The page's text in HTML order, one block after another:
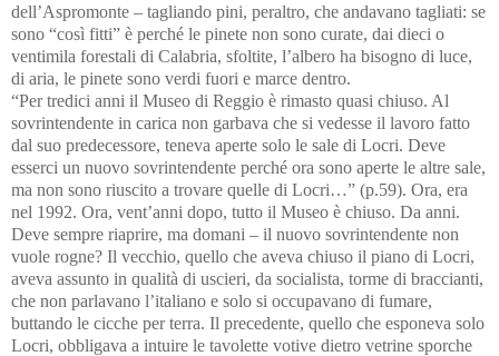
dell’Aspromonte – tagliando pini, peraltro, che andavano tagliati: se
sono “così fitti” è perché le pinete non sono curate, dai dieci o
ventimila forestali di Calabria, sfoltite, l’albero ha bisogno di luce,
di aria, le pinete sono verdi fuori e marce dentro.
“Per tredici anni il Museo di Reggio è rimasto quasi chiuso. Al
sovrintendente in carica non garbava che si vedesse il lavoro fatto
dal suo predecessore, teneva aperte solo le sale di Locri. Deve
esserci un nuovo sovrintendente perché ora sono aperte le altre sale,
ma non sono riuscito a trovare quelle di Locri…” (p.59). Ora, era
nel 1992. Ora, vent’anni dopo, tutto il Museo è chiuso. Da anni.
Deve sempre riaprire, ma domani – il nuovo sovrintendente non
vuole rogne? Il vecchio, quello che aveva chiuso il piano di Locri,
aveva assunto in qualità di uscieri, da socialista, torme di braccianti,
che non parlavano l’italiano e solo si occupavano di fumare,
buttando le cicche per terra. Il precedente, quello che esponeva solo
Locri, obbligava a intuire le tavolette votive dietro vetrine sporche